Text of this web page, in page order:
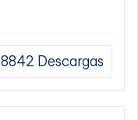
8842 Descargas